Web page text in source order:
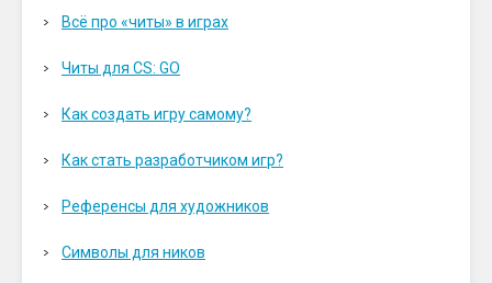
Всё про «читы» в играх
Читы для CS: GO
Как создать игру самому?
Как стать разработчиком игр?
Референсы для художников
Символы для ников